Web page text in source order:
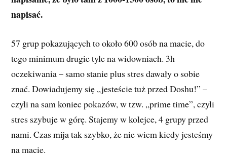
napisać.
57 grup pokazujących to około 600 osób na macie, do
tego minimum drugie tyle na widowniach. 3h
oczekiwania – samo stanie plus stres dawały o sobie
znać. Dowiadujemy się „jesteście tuż przed Doshu!” –
czyli na sam koniec pokazów, w tzw. „prime time”, czyli
stres szybuje w górę. Stajemy w kolejce, 4 grupy przed
nami. Czas mija tak szybko, że nie wiem kiedy jesteśmy
na macie.